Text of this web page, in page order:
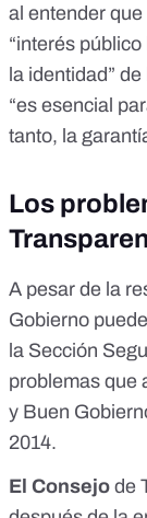
al entender
“interés
la identidad”
“es esencial
tanto, la
Los
A pesar de la
Gobierno
la Sección
problemas que
y Buen
2014.
El Consejo de